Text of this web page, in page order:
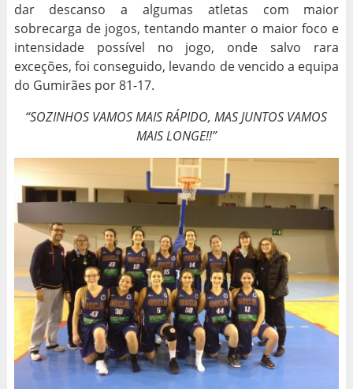
dar descanso a algumas atletas com maior
sobrecarga de jogos, tentando manter o maior foco e
intensidade possível no jogo, onde salvo rara
exceções, foi conseguido, levando de vencido a equipa
do Gumirães por 81-17.
“SOZINHOS VAMOS MAIS RÁPIDO, MAS JUNTOS VAMOS
MAIS LONGE!!”